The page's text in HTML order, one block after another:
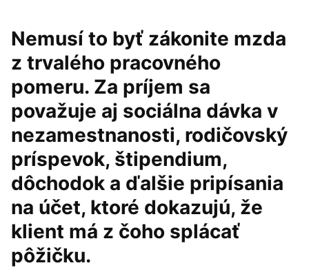
Nemusí to byť zákonite mzda
z trvalého pracovného
pomeru. Za príjem sa
považuje aj sociálna dávka v
nezamestnanosti, rodičovský
príspevok, štipendium,
dôchodok a ďalšie pripísania
na účet, ktoré dokazujú, že
klient má z čoho splácať
pôžičku.